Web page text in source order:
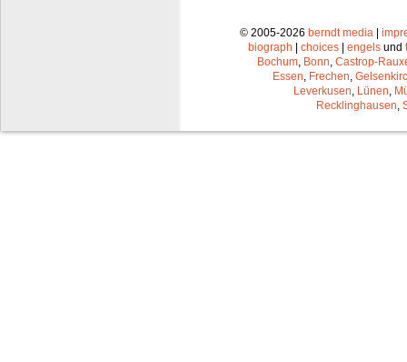
© 2005-2026 berndt media |
biograph | choices | engels und
Bochum Bonn Castrop-
Essen Frechen
Leverkusen Lünen
Recklinghausen